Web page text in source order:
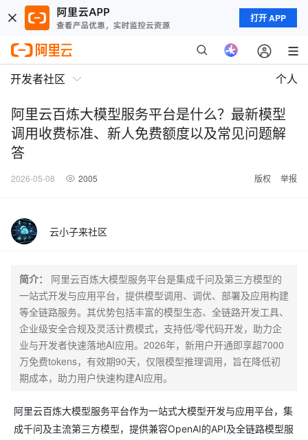
打开 APP
开发者社区 个人
阿里云百炼大模型服务平台是什么？最新模型
调用收费标准、新人免费额度以及常见问题解
答
2026-05-08 2005 版权 举报
云小子来社区
简介：
阿里云百炼大模型服务平台是集成千问及第三方模型的
一站式开发与应用平台，提供模型调用、调优、部署及应用构建
等全链路服务。其优势包括丰富的模型生态、全链路开发工具、
企业级安全合规及灵活计费模式，支持低/零代码开发，助力企
业与开发者快速落地AI应用。2026年，新用户开通即享超7000
万免费tokens，有效期90天，仅限模型推理调用，旨在降低初
期成本，助力用户快速构建AI应用。
阿里云百炼大模型服务平台作为一站式大模型开发与应用平台，集
成千问及主流第三方模型，提供兼容OpenAI的API及全链路模型服